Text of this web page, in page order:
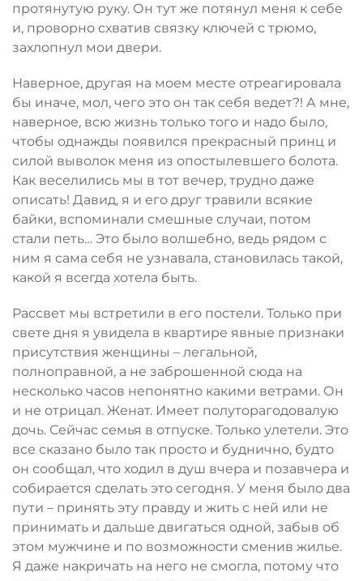
протянутую руку. Он тут же потянул меня к себе
и, проворно схватив связку ключей с трюмо,
захлопнул мои двери.
Наверное, другая на моем месте отреагировала
бы иначе, мол, чего это он так себя ведет?! А мне,
наверное, всю жизнь только того и надо было,
чтобы однажды появился прекрасный принц и
силой выволок меня из опостылевшего болота.
Как веселились мы в тот вечер, трудно даже
описать! Давид, я и его друг травили всякие
байки, вспоминали смешные случаи, потом
стали петь… Это было волшебно, ведь рядом с
ним я сама себя не узнавала, становилась такой,
какой я всегда хотела быть.
Рассвет мы встретили в его постели. Только при
свете дня я увидела в квартире явные признаки
присутствия женщины – легальной,
полноправной, а не заброшенной сюда на
несколько часов непонятно какими ветрами. Он
и не отрицал. Женат. Имеет полуторагодовалую
дочь. Сейчас семья в отпуске. Только улетели. Это
все сказано было так просто и буднично, будто
он сообщал, что ходил в душ вчера и позавчера и
собирается сделать это сегодня. У меня было два
пути – принять эту правду и жить с ней или не
принимать и дальше двигаться одной, забыв об
этом мужчине и по возможности сменив жилье.
Я даже накричать на него не смогла, потому что